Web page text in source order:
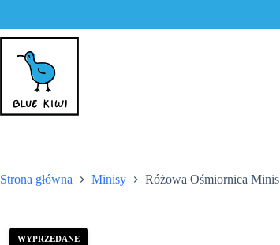
Przejdź
treści
Strona główna Minisy Różowa Ośmiornica Minis
WYPRZEDANE